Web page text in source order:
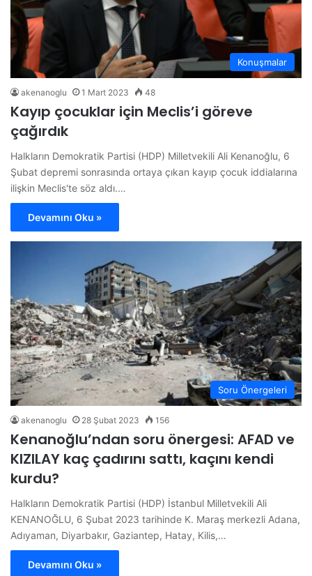
Konuşmalar
akenanoglu 1 Mart 2023 48
Kayıp çocuklar için Meclis’i göreve
çağırdık
Halkların Demokratik Partisi (HDP) Milletvekili Ali Kenanoğlu, 6
Şubat depremi sonrasında ortaya çıkan kayıp çocuk iddialarına
ilişkin Meclis'te söz aldı.…
Devamını Oku »
Soru Önergeleri
akenanoglu 28 Şubat 2023 156
Kenanoğlu’ndan soru önergesi: AFAD ve
KIZILAY kaç çadırını sattı, kaçını kendi
kurdu?
Halkların Demokratik Partisi (HDP) İstanbul Milletvekili Ali
KENANOĞLU, 6 Şubat 2023 tarihinde K. Maraş merkezli Adana,
Adıyaman, Diyarbakır, Gaziantep, Hatay, Kilis,…
Devamını Oku »